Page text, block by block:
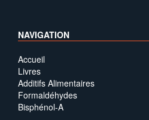
NAVIGATION
Accueil
Livres
Additifs Alimentaires
Formaldéhydes
Bisphénol-A